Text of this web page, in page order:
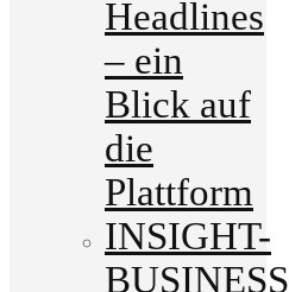
Headlines
– ein
Blick auf
die
Plattform
INSIGHT-
BUSINESS